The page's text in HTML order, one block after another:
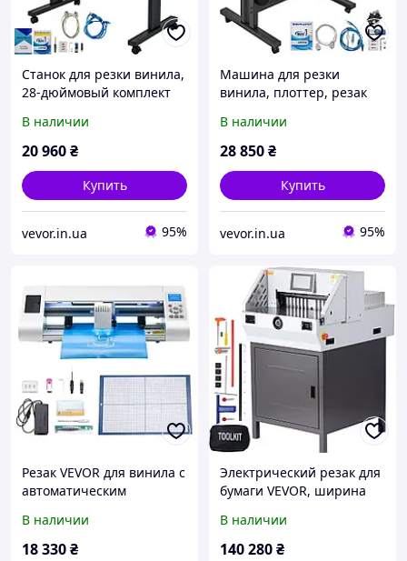
Станок для резки винила,
28-дюймовый комплект
бумаги, виниловый
принтер с регулируемой
В наличии
20 960₴
Купить
vevor.in.ua 95%
Машина для резки
винила, плоттер, резак
полуавтоматическая
машина для резки
"изделия Vevor
В наличии
28 850₴
Купить
vevor.in.ua 95%
Резак VEVOR для винила с
автоматическим
регулируемым резаком
182649
В наличии
18 330₴
Электрический резак для
бумаги VEVOR, ширина
см, сенсорный экран 17,8
см 851650
В наличии
140 280₴